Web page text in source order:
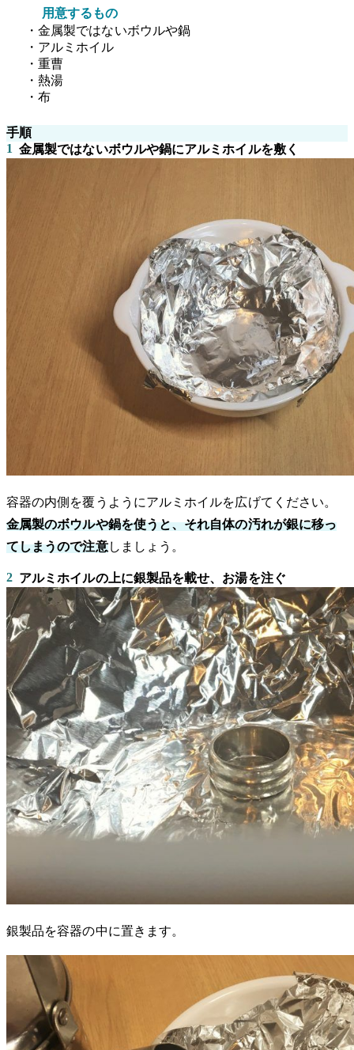
用意するもの
・金属製ではないボウルや鍋
・アルミホイル
・重曹
・熱湯
・布
手順
1 金属製ではないボウルや鍋にアルミホイルを敷く
容器の内側を覆うようにアルミホイルを広げてください。
金属製のボウルや鍋を使うと、それ自体の汚れが銀に移っ
てしまうので注意しましょう。
2 アルミホイルの上に銀製品を載せ、お湯を注ぐ
銀製品を容器の中に置きます。